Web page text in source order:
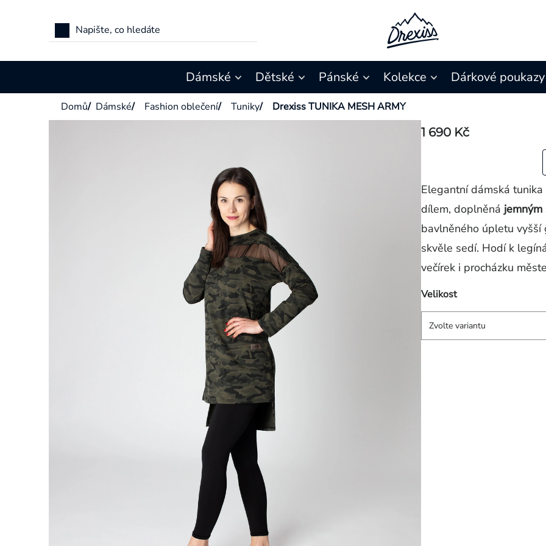
Dámské Dětské Pánské Kolekce Dárkové poukazy
Domů/ Dámské/ Fashion oblečení/ Tuniky/ Drexiss TUNIKA MESH ARMY
1 690 Kč
Velikost
Elegantní dámská
dílem, doplněná
bavlněného úpletu vyšší
skvěle sedí. Hodí k
večírek i procházku